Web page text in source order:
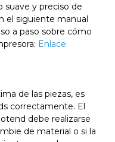
suave y preciso de
el siguiente manual
a paso sobre cómo
Enlace
de las piezas, es
correctamente. El
debe realizarse
de material o si la